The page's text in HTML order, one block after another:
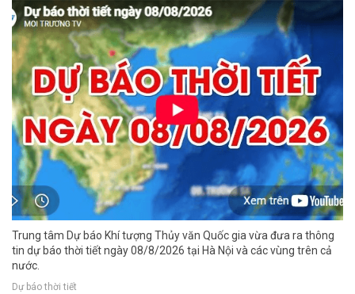
Trung tâm Dự báo Khí tượng Thủy văn Quốc gia vừa đưa ra thông
tin dự báo thời tiết ngày 08/8/2026 tại Hà Nội và các vùng trên cả
nước.
Dự báo thời tiết